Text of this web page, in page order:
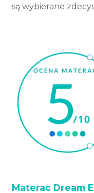
są wybierane
Materac Dream